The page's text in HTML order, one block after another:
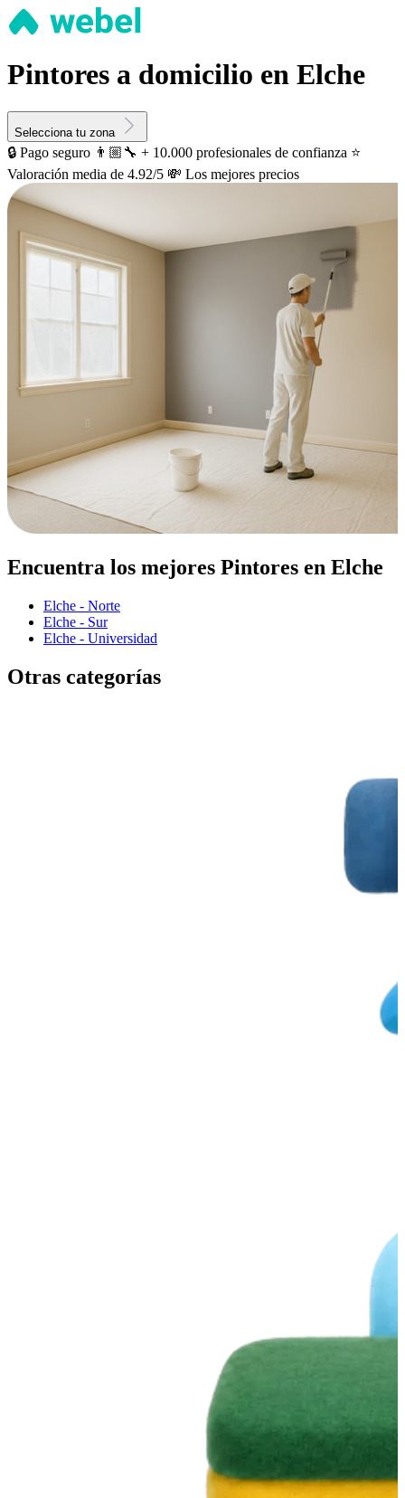
Pintores a domicilio en Elche
Selecciona tu zona
🔒 Pago seguro 👨🏼‍🔧 + 10.000 profesionales de confianza ⭐️
Valoración media de 4.92/5 💸 Los mejores precios
Encuentra los mejores Pintores en Elche
Elche - Norte
Elche - Sur
Elche - Universidad
Otras categorías